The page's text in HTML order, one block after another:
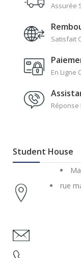
Assurée
Satisfait
En Ligne
Réponse
Student House
rue